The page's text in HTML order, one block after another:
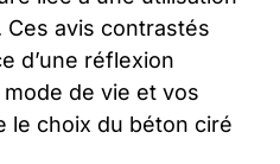
avis contrastés
d’une réflexion
de vie et vos
le choix du béton ciré